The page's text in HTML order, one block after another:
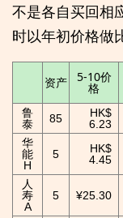
不是各自买回相
时以年初价格做
资产 5-10价
格
鲁
泰
85
HK$
6.23
华
能
H
5
HK$
4.45
人
寿
A
5 ¥25.30